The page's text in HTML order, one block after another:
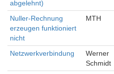
abgelehnt)
Nuller-Rechnung
erzeugen funktioniert
nicht
MTH
Netzwerkverbindung
Werner
Schmidt